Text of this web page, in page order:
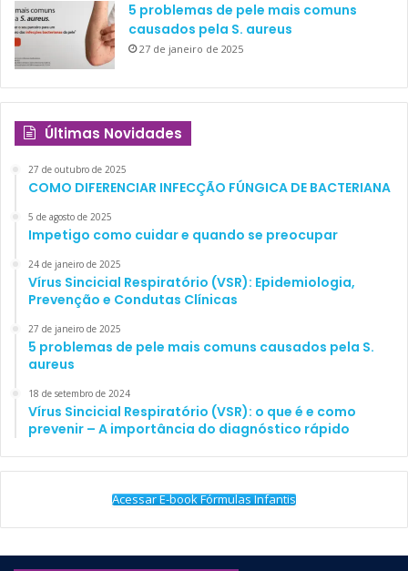
5 problemas de pele mais comuns
causados pela S. aureus
27 de janeiro de 2025
Últimas Novidades
27 de outubro de 2025
COMO DIFERENCIAR INFECÇÃO FÚNGICA DE BACTERIANA
5 de agosto de 2025
Impetigo como cuidar e quando se preocupar
24 de janeiro de 2025
Vírus Sincicial Respiratório (VSR): Epidemiologia,
Prevenção e Condutas Clínicas
27 de janeiro de 2025
5 problemas de pele mais comuns causados pela S.
aureus
18 de setembro de 2024
Vírus Sincicial Respiratório (VSR): o que é e como
prevenir – A importância do diagnóstico rápido
Acessar E-book Fórmulas Infantis